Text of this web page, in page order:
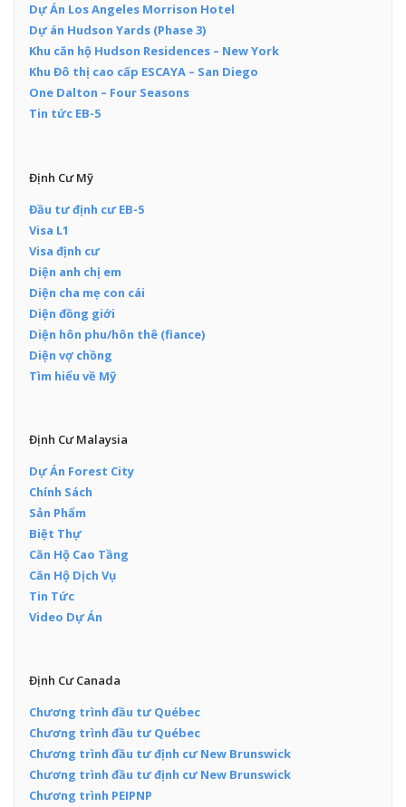
Dự Án Los Angeles Morrison Hotel
Dự án Hudson Yards (Phase 3)
Khu căn hộ Hudson Residences – New York
Khu Đô thị cao cấp ESCAYA – San Diego
One Dalton – Four Seasons
Tin tức EB-5
Định Cư Mỹ
Đầu tư định cư EB-5
Visa L1
Visa định cư
Diện anh chị em
Diện cha mẹ con cái
Diện đồng giới
Diện hôn phu/hôn thê (fiance)
Diện vợ chồng
Tìm hiểu về Mỹ
Định Cư Malaysia
Dự Án Forest City
Chính Sách
Sản Phẩm
Biệt Thự
Căn Hộ Cao Tầng
Căn Hộ Dịch Vụ
Tin Tức
Video Dự Án
Định Cư Canada
Chương trình đầu tư Québec
Chương trình đầu tư Québec
Chương trình đầu tư định cư New Brunswick
Chương trình đầu tư định cư New Brunswick
Chương trình PEIPNP